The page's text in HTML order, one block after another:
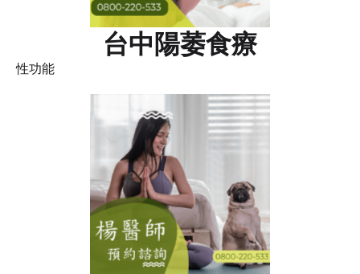
台中陽萎食療
性功能